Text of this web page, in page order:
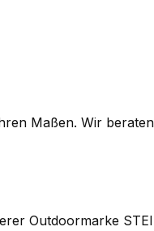
Maßen. Wir
Outdoormarke